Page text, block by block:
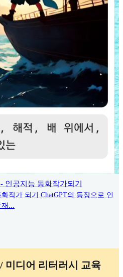
인공지능 동화작가되기
작가 되기 ChatGPT의 등장으로 인
...
미디어 리터러시 교육